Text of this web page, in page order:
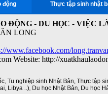
động Thực tập sinh nhật
ĐỘNG - DU HỌC - VIỆC
LONG
www.facebook.com/
Website: http://
, Tu nghiệp sinh Nhật Bản, Thực tập
, Libya ..), Du học Nhật Bản, Du học